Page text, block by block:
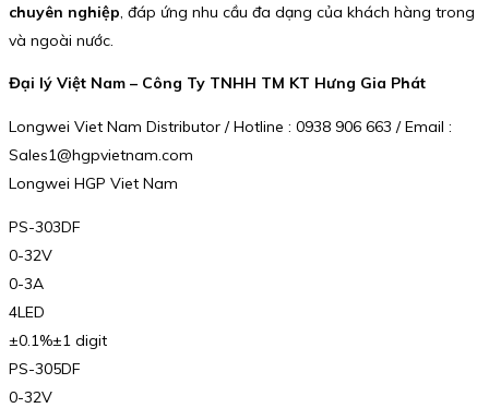
chuyên nghiệp , đáp ứng nhu cầu đa dạng của khách hàng trong
và ngoài nước.
Đại lý Việt Nam – Công Ty TNHH TM KT Hưng Gia Phát
Longwei Viet Nam Distributor / Hotline : 0938 906 663 / Email :
Sales1@hgpvietnam.com
Longwei HGP Viet Nam
PS-303DF
0-32V
0-3A
4LED
±0.1%±1 digit
PS-305DF
0-32V